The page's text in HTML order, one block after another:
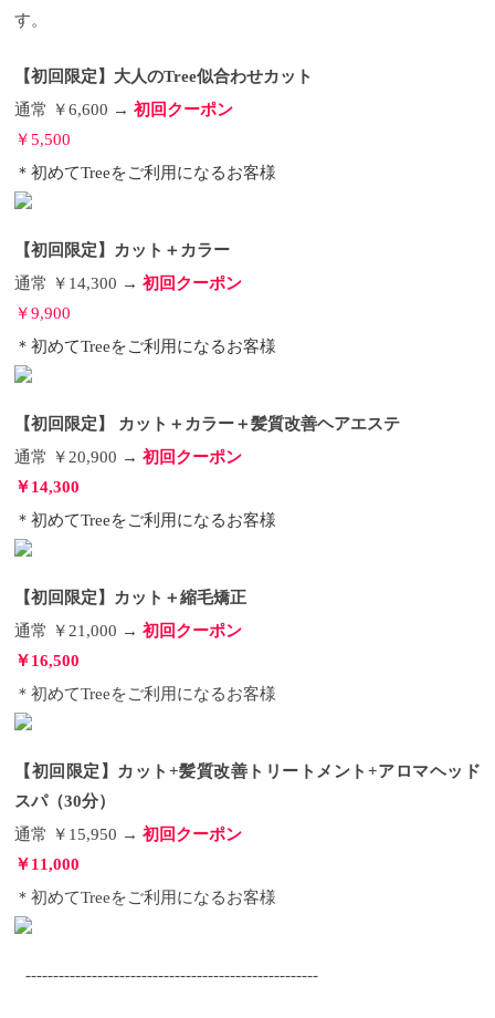
す。
【初回限定】大人のTree似合わせカット
通常 ￥6,600 → 初回クーポン
￥5,500
＊初めてTreeをご利用になるお客様
【初回限定】カット＋カラー
通常 ￥14,300 → 初回クーポン
￥9,900
＊初めてTreeをご利用になるお客様
【初回限定】 カット＋カラー＋髪質改善ヘアエステ
通常 ￥20,900 → 初回クーポン
￥14,300
＊初めてTreeをご利用になるお客様
【初回限定】カット＋縮毛矯正
通常 ￥21,000 → 初回クーポン
￥16,500
＊初めてTreeをご利用になるお客様
【初回限定】カット+髪質改善トリートメント+アロマヘッド
スパ（30分）
通常 ￥15,950 → 初回クーポン
￥11,000
＊初めてTreeをご利用になるお客様
-----------------------------------------------------